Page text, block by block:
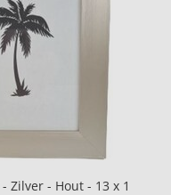
Zilver - Hout - 13 x 1